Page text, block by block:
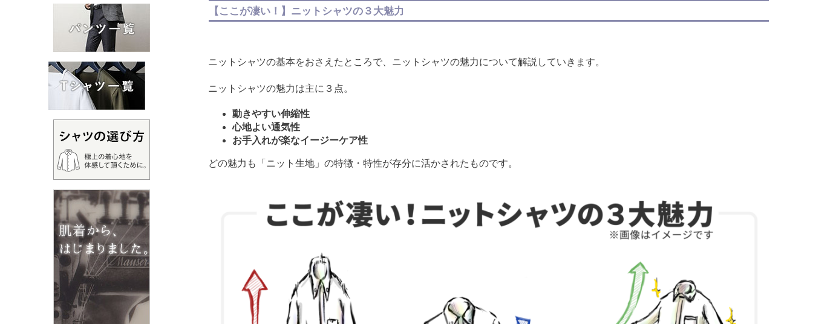
【ここが凄い！】ニットシャツの３大魅力
ニットシャツの基本をおさえたところで、ニットシャツの魅力について解説していきます。
ニットシャツの魅力は主に３点。
動きやすい伸縮性
心地よい通気性
お手入れが楽なイージーケア性
どの魅力も「ニット生地」の特徴・特性が存分に活かされたものです。